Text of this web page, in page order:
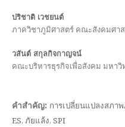
ปริชาติ เวชยนต์
ภาควิชาภูมิศาสตร์ คณะสังคมศา
วสันต์ สกุลกิจกาญจน์
คณะบริหารธุรกิจเพื่อสังคม มหา
คำสำคัญ: การเปลี่ยนแปลงสภาพ
ES, ภัยแล้ง, SPI